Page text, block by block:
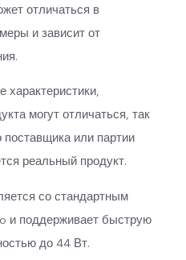
отличаться в
и зависит от
характеристики,
могут отличаться, так
поставщика или партии
реальный продукт.
со стандартным
и поддерживает быструю
до 44 Вт.